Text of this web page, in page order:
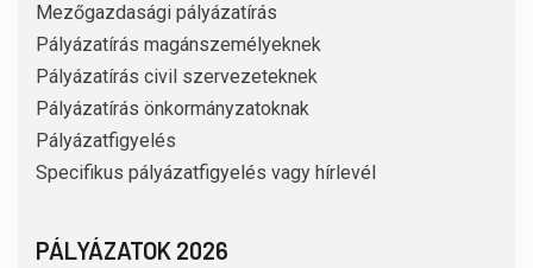
Mezőgazdasági pályázatírás
Pályázatírás magánszemélyeknek
Pályázatírás civil szervezeteknek
Pályázatírás önkormányzatoknak
Pályázatfigyelés
Specifikus pályázatfigyelés vagy hírlevél
PÁLYÁZATOK 2026